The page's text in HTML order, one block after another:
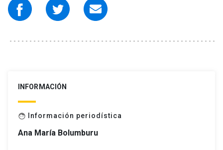
INFORMACIÓN
face Información periodística
Ana María Bolumburu